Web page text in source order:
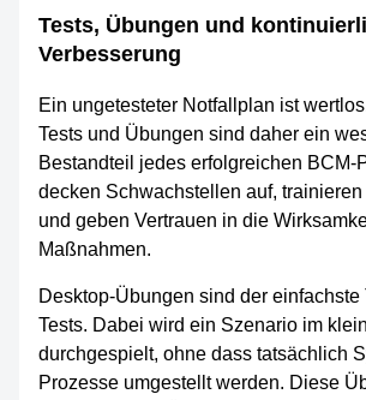
Tests, Übungen und
Verbesserung
Ein ungetesteter Notfallplan ist
Tests und Übungen sind daher ein
Bestandteil jedes erfolgreichen BCM-
decken Schwachstellen auf,
und geben Vertrauen in die
Maßnahmen.
Desktop-Übungen sind der einfachste
Tests. Dabei wird ein Szenario im
durchgespielt, ohne dass tatsächlich
Prozesse umgestellt werden. Diese